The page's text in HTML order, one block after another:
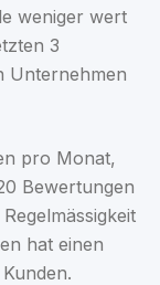
weniger wert
3
Unternehmen
pro Monat,
Bewertungen
hat einen